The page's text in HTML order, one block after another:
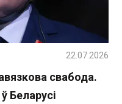
свабода.
Беларусі
22.07.2026